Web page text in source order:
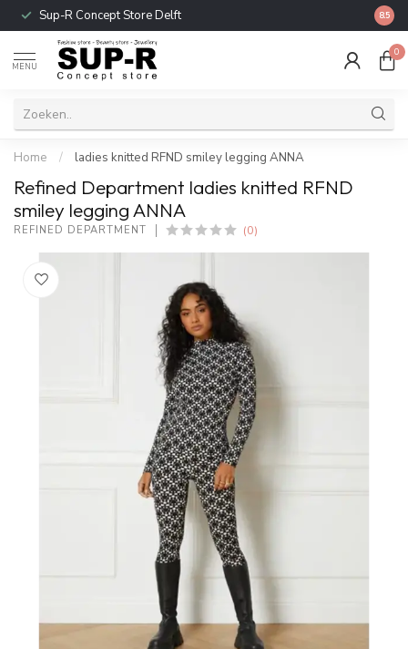
Sup-R Concept Store Delft 8.5
MENU
0
Home / ladies knitted RFND smiley legging ANNA
Refined Department ladies knitted RFND
smiley legging ANNA
REFINED DEPARTMENT (0)